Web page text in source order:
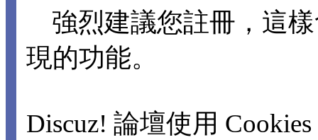
強烈建議您註冊，這
現的功能。
Discuz! 論壇使用